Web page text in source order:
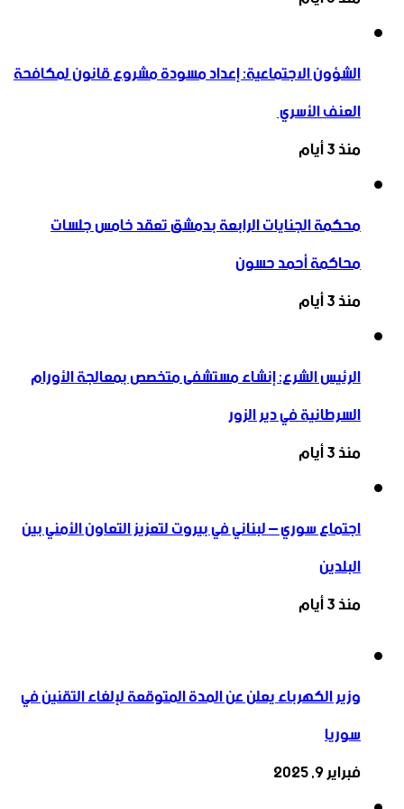
الشؤون الاجتماعية: إعداد مسودة مشروع قانون لمكافحة
العنف الأسري ‏
منذ 3 أيام
محكمة الجنايات الرابعة بدمشق تعقد خامس جلسات
محاكمة أحمد حسون
منذ 3 أيام
الرئيس الشرع: إنشاء ‌‏مستشفى متخصص بمعالجة الأورام
السرطانية في دير الزور
منذ 3 أيام
اجتماع سوري – لبناني في بيروت لتعزيز التعاون ‏الأمني ‏بين
البلدين
منذ 3 أيام
وزير الكهرباء يعلن عن المدة المتوقعة لإلغاء التقنين في
سوريا
فبراير 9, 2025